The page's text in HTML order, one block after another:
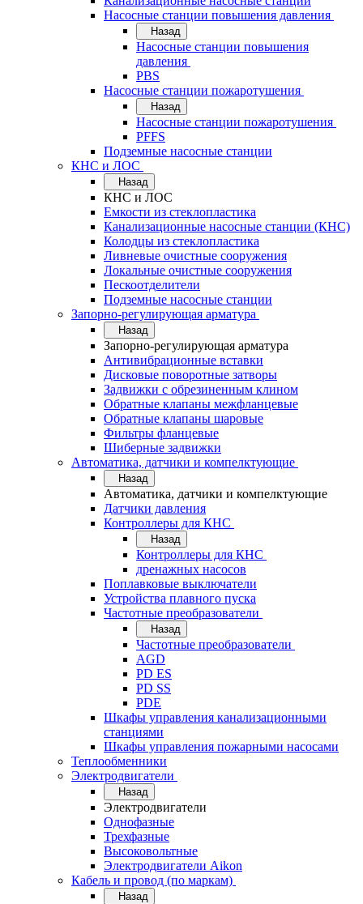
Насосные станции повышения давления
Назад
Насосные станции повышения
давления
PBS
Насосные станции пожаротушения
Назад
Насосные станции пожаротушения
PFFS
Подземные насосные станции
КНС и ЛОС
Назад
КНС и ЛОС
Емкости из стеклопластика
Канализационные насосные станции (КНС)
Колодцы из стеклопластика
Ливневые очистные сооружения
Локальные очистные сооружения
Пескоотделители
Подземные насосные станции
Запорно-регулирующая арматура
Назад
Запорно-регулирующая арматура
Антивибрационные вставки
Дисковые поворотные затворы
Задвижки с обрезиненным клином
Обратные клапаны межфланцевые
Обратные клапаны шаровые
Фильтры фланцевые
Шиберные задвижки
Автоматика, датчики и компелктующие
Назад
Автоматика, датчики и компелктующие
Датчики давления
Контроллеры для КНС
Назад
Контроллеры для КНС
дренажных насосов
Поплавковые выключатели
Устройства плавного пуска
Частотные преобразователи
Назад
Частотные преобразователи
AGD
PD ES
PD SS
PDE
Шкафы управления канализационными
станциями
Шкафы управления пожарными насосами
Теплообменники
Электродвигатели
Назад
Электродвигатели
Однофазные
Трехфазные
Высоковольтные
Электродвигатели Aikon
Кабель и провод (по маркам)
Назад